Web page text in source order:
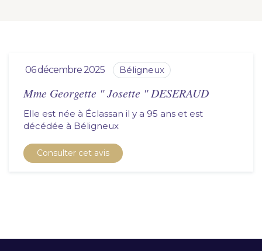
06 décembre 2025 béligneux
Mme Georgette " Josette " DESERAUD
Elle est née à Éclassan il y a 95 ans et est
décédée à
béligneux
Consulter cet avis